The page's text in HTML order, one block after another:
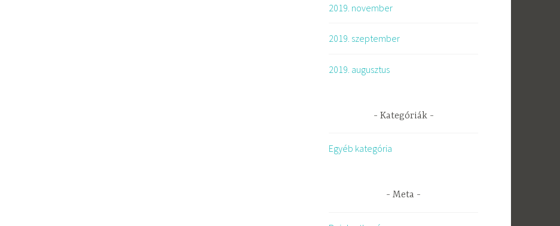
2019. november
2019. szeptember
2019. augusztus
Kategóriák
Egyéb kategória
Meta